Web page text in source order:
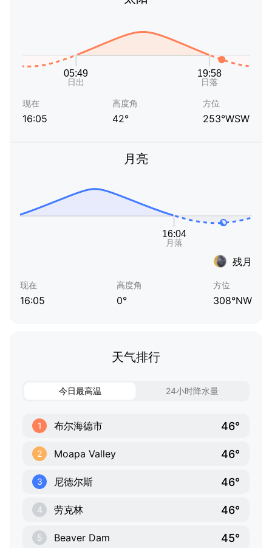
现在
16:05
高度角
42°
方位
253°WSW
月亮
残月
现在
16:05
高度角
0°
方位
308°NW
天气排行
今日最高温 24小时降水量
1 布尔海德市 46°
2 Moapa Valley 46°
3 尼德尔斯 46°
4 劳克林 46°
5 Beaver Dam 45°